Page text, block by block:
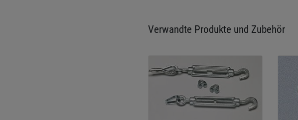
Verwandte Produkte und Zubehör